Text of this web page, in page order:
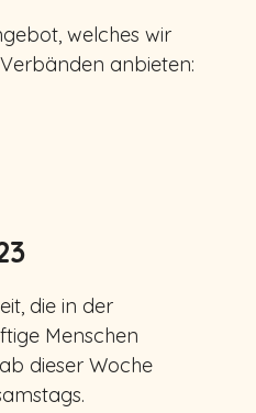
welches wir
anbieten:
die in der
Menschen
dieser Woche